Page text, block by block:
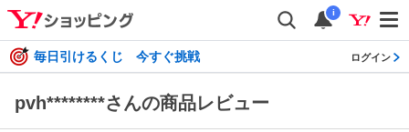
i
毎日引けるくじ 今すぐ挑戦 ログイン
pvh********さんの商品レビュー